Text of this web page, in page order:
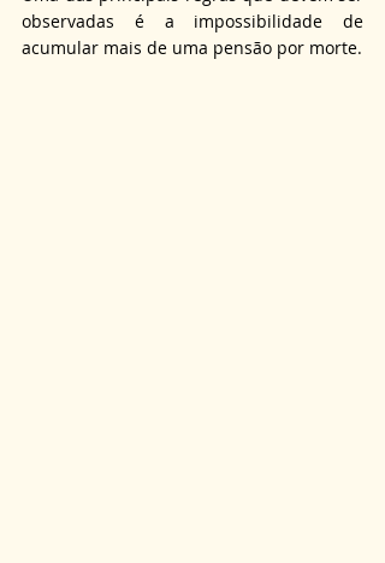
observadas é a impossibilidade de
acumular mais de uma pensão por morte.